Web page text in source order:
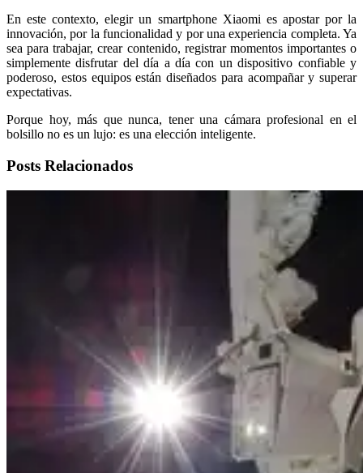
En este contexto, elegir un smartphone Xiaomi es apostar por la
innovación, por la funcionalidad y por una experiencia completa. Ya
sea para trabajar, crear contenido, registrar momentos importantes o
simplemente disfrutar del día a día con un dispositivo confiable y
poderoso, estos equipos están diseñados para acompañar y superar
expectativas.
Porque hoy, más que nunca, tener una cámara profesional en el
bolsillo no es un lujo: es una elección inteligente.
Posts Relacionados